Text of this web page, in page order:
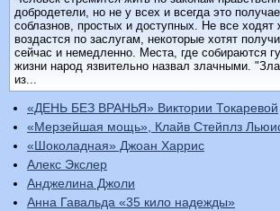
добродетели, но не у всех и всегда это
соблазнов, простых и доступных. Hе все ходят
воздастся по заслугам, некоторые хотят
сейчас и немедленно. Места, где собираются
жизни народ язвительно назвал злачными.
из...
«ДЕНЬ БЕЗ ВРАНЬЯ» Виктории Токаревой
«Мерзейшая мощь», Клайв Стейплз
«Шоколадная» Джоан Харрис
Алекс Экслер
Анджелина Джоли
Анна Гавальда «35 кило надежды»